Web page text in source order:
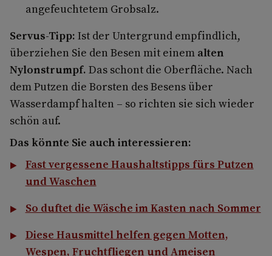
angefeuchtetem Grobsalz.
Servus-Tipp: Ist der Untergrund empfindlich,
überziehen Sie den Besen mit einem alten
Nylonstrumpf. Das schont die Oberfläche. Nach
dem Putzen die Borsten des Besens über
Wasserdampf halten – so richten sie sich wieder
schön auf.
Das könnte Sie auch interessieren:
Fast vergessene Haushaltstipps fürs Putzen
und Waschen
So duftet die Wäsche im Kasten nach Sommer
Diese Hausmittel helfen gegen Motten,
Wespen, Fruchtfliegen und Ameisen